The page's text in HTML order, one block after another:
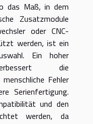
das Maß, in dem
Zusatzmodule
oder CNC-
werden, ist ein
Ein hoher
die
Fehler
Serienfertigung.
und den
werden, da